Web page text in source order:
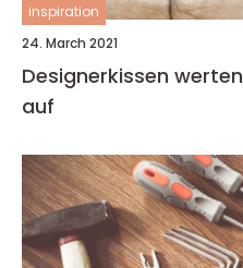
inspiration
24. March 2021
Designerkissen
auf